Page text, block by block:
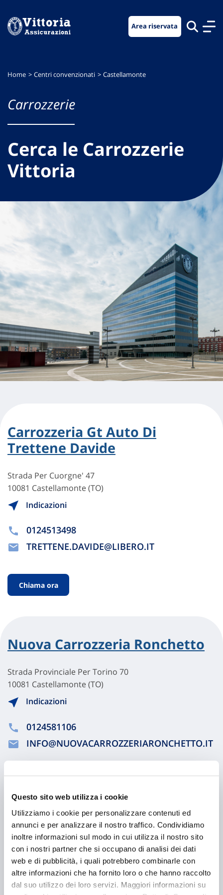
Questo sito web utilizza i cookie
Utilizziamo i cookie per personalizzare contenuti ed
annunci e per analizzare il nostro traffico. Condividiamo
inoltre informazioni sul modo in cui utilizza il nostro sito
con i nostri partner che si occupano di analisi dei dati
web e di pubblicità, i quali potrebbero combinarle con
altre informazioni che ha fornito loro o che hanno raccolto
dal suo utilizzo dei loro servizi. Maggiori informazioni su
menu
contenuto
footer
Area riservata
Home Centri convenzionati Castellamonte
Carrozzerie
Cerca le Carrozzerie
Vittoria
Carrozzeria Gt Auto Di
Trettene Davide
Strada Per Cuorgne' 47
10081 Castellamonte (TO)
Indicazioni
0124513498
TRETTENE.DAVIDE@LIBERO.IT
Chiama ora
Nuova Carrozzeria Ronchetto
Strada Provinciale Per Torino 70
10081 Castellamonte (TO)
Indicazioni
0124581106
INFO@NUOVACARROZZERIARONCHETTO.IT